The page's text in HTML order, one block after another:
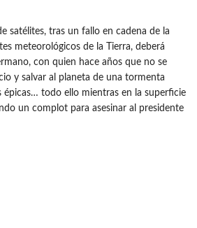
satélites, tras un fallo en cadena de la
meteorológicos de la Tierra, deberá
con quien hace años que no se
y salvar al planeta de una tormenta
todo ello mientras en la superficie
un complot para asesinar al presidente